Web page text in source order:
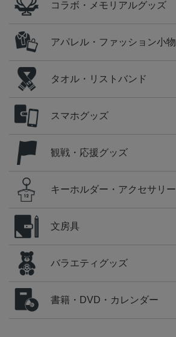
コラボ・メモリアルグッズ
アパレル・ファッション小物
タオル・リストバンド
スマホグッズ
観戦・応援グッズ
キーホルダー・アクセサリー
文房具
バラエティグッズ
書籍・DVD・カレンダー